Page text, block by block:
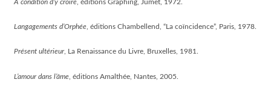
À condition d’y croire , éditions Graphing, Jumet, 1972.
Langagements d’Orphée , éditions Chambellend, “La coïncidence”, Paris, 1978.
Présent ultérieur, La Renaissance du Livre, Bruxelles, 1981.
L’amour dans l’âme , éditions Amalthée, Nantes, 2005.